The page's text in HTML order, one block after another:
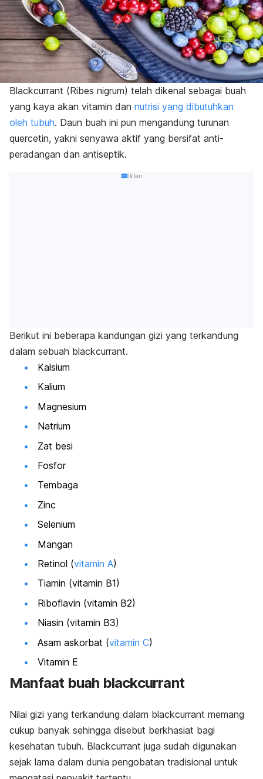
Blackcurrant (Ribes nigrum) telah dikenal sebagai buah
yang kaya akan vitamin dan nutrisi yang dibutuhkan
oleh tubuh. Daun buah ini pun mengandung turunan
quercetin, yakni senyawa aktif yang bersifat anti-
peradangan dan antiseptik.
Iklan
Berikut ini beberapa kandungan gizi yang terkandung
dalam sebuah blackcurrant.
Kalsium
Kalium
Magnesium
Natrium
Zat besi
Fosfor
Tembaga
Zinc
Selenium
Mangan
Retinol (vitamin A)
Tiamin (vitamin B1)
Riboflavin (vitamin B2)
Niasin (vitamin B3)
Asam askorbat (vitamin C)
Vitamin E
Manfaat buah blackcurrant
Nilai gizi yang terkandung dalam blackcurrant memang
cukup banyak sehingga disebut berkhasiat bagi
kesehatan tubuh. Blackcurrant juga sudah digunakan
sejak lama dalam dunia pengobatan tradisional untuk